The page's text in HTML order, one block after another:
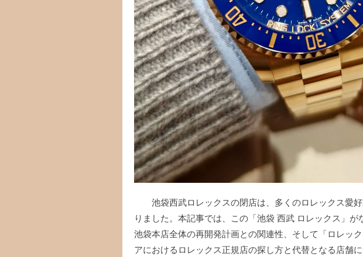
池袋西武ロレックスの閉店は、多くのロレックス愛
りました。本記事では、この「池袋 西武 ロレックス」が
池袋本店全体の再開発計画との関連性、そして「ロレッ
アにおけるロレックス正規店の探し方と代替となる店舗